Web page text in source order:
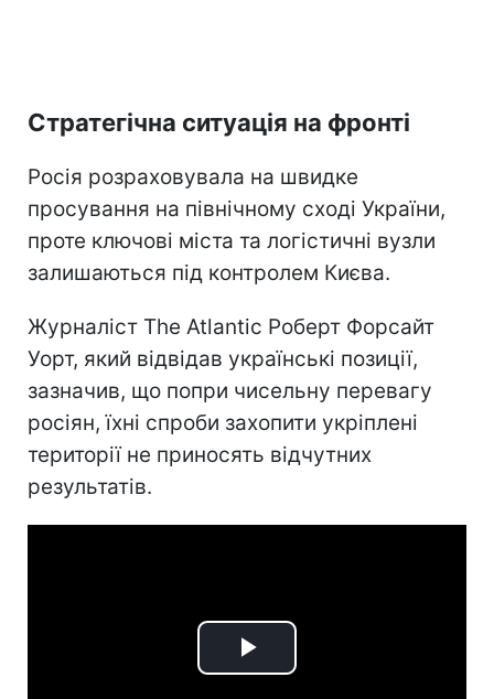
Стратегічна ситуація на фронті
Росія розраховувала на швидке
просування на північному сході України,
проте ключові міста та логістичні вузли
залишаються під контролем Києва.
Журналіст The Atlantic Роберт Форсайт
Уорт, який відвідав українські позиції,
зазначив, що попри чисельну перевагу
росіян, їхні спроби захопити укріплені
території не приносять відчутних
результатів.
Play